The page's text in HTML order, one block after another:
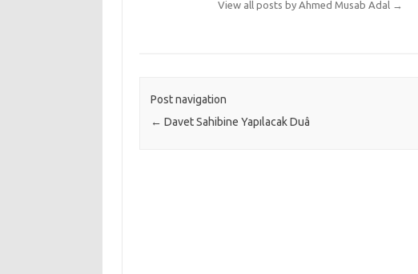
View all posts by Ahmed Musab Adal →
Post navigation
← Davet Sahibine Yapılacak Duâ